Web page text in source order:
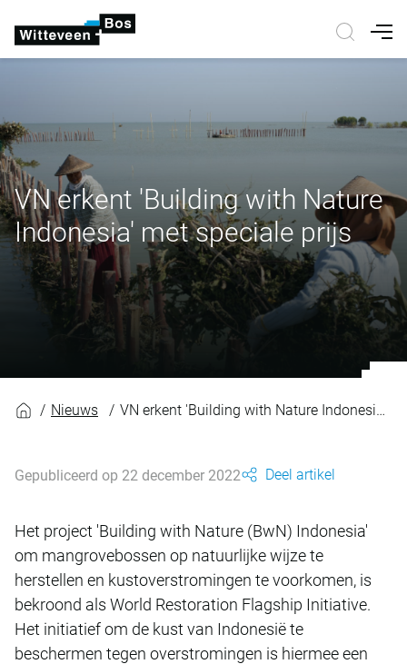
VN erkent 'Building with Nature
Indonesia' met speciale prijs
Nieuws VN erkent 'Building with Nature Indonesia' met speciale prijs
Gepubliceerd op 22 december 2022 Deel artikel
Het project 'Building with Nature (BwN) Indonesia'
om mangrovebossen op natuurlijke wijze te
herstellen en kustoverstromingen te voorkomen, is
bekroond als World Restoration Flagship Initiative.
Het initiatief om de kust van Indonesië te
beschermen tegen overstromingen is hiermee een